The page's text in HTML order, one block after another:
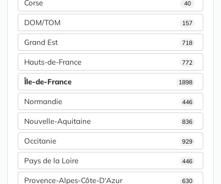
Corse 40
DOM/TOM 157
Grand Est 718
Hauts-de-France 772
Île-de-France 1898
Normandie 446
Nouvelle-Aquitaine 836
Occitanie 929
Pays de la Loire 446
Provence-Alpes-Côte-D'Azur 630